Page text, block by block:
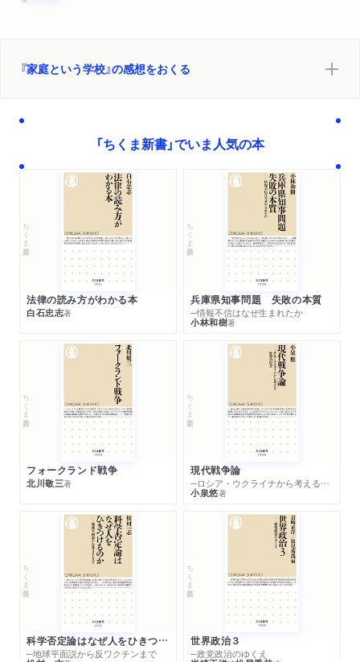
『家庭という学校』の感想をおくる
「ちくま新書」でいま人気の本
ちくま新書
法律の読み方がわかる本
白石忠志著
ちくま新書
兵庫県知事問題 失敗の本質
─情報不信はなぜ生まれたか
小林和樹著
ちくま新書
フォークランド戦争
北川敬三著
ちくま新書
現代戦争論
─ロシア・ウクライナから考える世界の行方
小泉悠著
ちくま新書
科学否定論はなぜ人をひきつけるのか
─地球平面説から反ワクチンまで
ちくま新書
世界政治３
─政党政治のゆくえ